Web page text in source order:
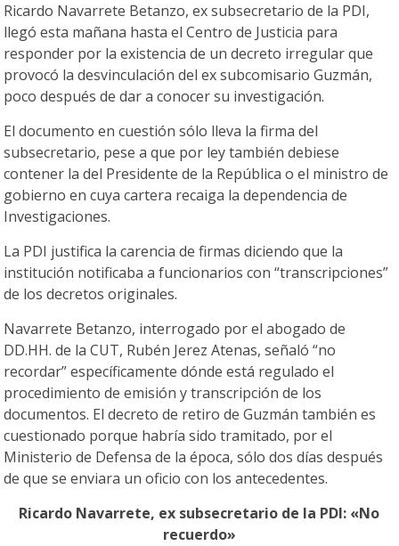
Ricardo Navarrete Betanzo, ex subsecretario de la PDI,
llegó esta mañana hasta el Centro de Justicia para
responder por la existencia de un decreto irregular que
provocó la desvinculación del ex subcomisario Guzmán,
poco después de dar a conocer su investigación.
El documento en cuestión sólo lleva la firma del
subsecretario, pese a que por ley también debiese
contener la del Presidente de la República o el ministro de
gobierno en cuya cartera recaiga la dependencia de
Investigaciones.
La PDI justifica la carencia de firmas diciendo que la
institución notificaba a funcionarios con “transcripciones”
de los decretos originales.
Navarrete Betanzo, interrogado por el abogado de
DD.HH. de la CUT, Rubén Jerez Atenas, señaló “no
recordar” específicamente dónde está regulado el
procedimiento de emisión y transcripción de los
documentos. El decreto de retiro de Guzmán también es
cuestionado porque habría sido tramitado, por el
Ministerio de Defensa de la época, sólo dos días después
de que se enviara un oficio con los antecedentes.
Ricardo Navarrete, ex subsecretario de la PDI: «No
recuerdo»